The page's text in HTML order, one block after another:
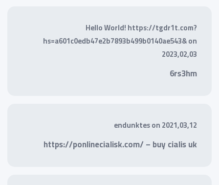
Hello World! https://tgdr1t.com?
hs=a601c0edb47e2b7893b499b0140ae543&on
2023,02,03
6rs3hm
endunkteson2021,03,12
https://ponlinecialisk.com/ – buy cialis uk